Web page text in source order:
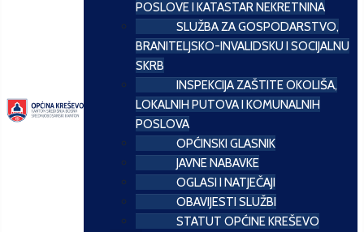
POSLOVE I KATASTAR NEKRETNINA
SLUŽBA ZA GOSPODARSTVO,
BRANITELJSKO-INVALIDSKU I SOCIJALNU
SKRB
INSPEKCIJA ZAŠTITE OKOLIŠA,
LOKALNIH PUTOVA I KOMUNALNIH
POSLOVA
OPĆINSKI GLASNIK
JAVNE NABAVKE
OGLASI I NATJEČAJI
OBAVIJESTI SLUŽBI
STATUT OPĆINE KREŠEVO